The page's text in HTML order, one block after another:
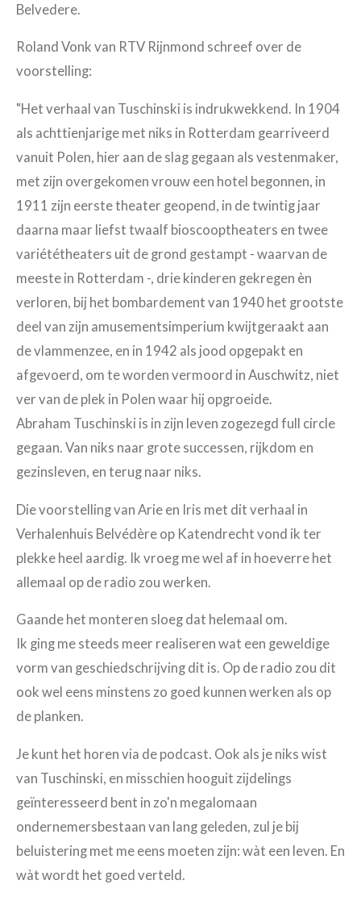
Belvedere.
Roland Vonk van RTV Rijnmond schreef over de
voorstelling:
"Het verhaal van Tuschinski is indrukwekkend. In 1904
als achttienjarige met niks in Rotterdam gearriveerd
vanuit Polen, hier aan de slag gegaan als vestenmaker,
met zijn overgekomen vrouw een hotel begonnen, in
1911 zijn eerste theater geopend, in de twintig jaar
daarna maar liefst twaalf bioscooptheaters en twee
variététheaters uit de grond gestampt - waarvan de
meeste in Rotterdam -, drie kinderen gekregen èn
verloren, bij het bombardement van 1940 het grootste
deel van zijn amusementsimperium kwijtgeraakt aan
de vlammenzee, en in 1942 als jood opgepakt en
afgevoerd, om te worden vermoord in Auschwitz, niet
ver van de plek in Polen waar hij opgroeide.
Abraham Tuschinski is in zijn leven zogezegd full circle
gegaan. Van niks naar grote successen, rijkdom en
gezinsleven, en terug naar niks.
Die voorstelling van Arie en Iris met dit verhaal in
Verhalenhuis Belvédère op Katendrecht vond ik ter
plekke heel aardig. Ik vroeg me wel af in hoeverre het
allemaal op de radio zou werken.
Gaande het monteren sloeg dat helemaal om.
Ik ging me steeds meer realiseren wat een geweldige
vorm van geschiedschrijving dit is. Op de radio zou dit
ook wel eens minstens zo goed kunnen werken als op
de planken.
Je kunt het horen via de podcast. Ook als je niks wist
van Tuschinski, en misschien hooguit zijdelings
geïnteresseerd bent in zo'n megalomaan
ondernemersbestaan van lang geleden, zul je bij
beluistering met me eens moeten zijn: wàt een leven. En
wàt wordt het goed verteld.